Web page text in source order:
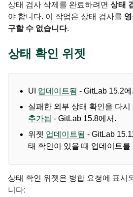
상태 검사 삭제를 완료하려면 상태
야 합니다. 이 작업은 상태 검사를
구할 수 없습니다.
상태 확인 위젯
UI 업데이트됨 - GitLab 15.2에
실패한 외부 상태 확인을 다
추가됨 - GitLab 15.8에서.
위젯 업데이트됨 - GitLab
태 확인이 있을 때 업데이트를
상태 확인 위젯은 병합 요청에 표시
니다: